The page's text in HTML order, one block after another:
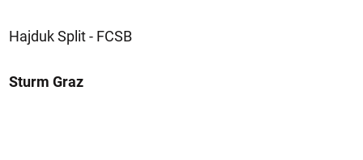
Hajduk Split - FCSB
Sturm Graz